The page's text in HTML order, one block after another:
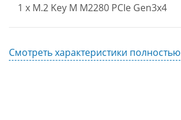
1 x M.2 Key M M2280 PCIe Gen3x4
Смотреть характеристики полностью